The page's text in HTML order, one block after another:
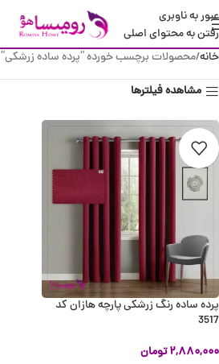
عبور به ناوبری
رفتن به محتوای اصلی
خانه محصولات برچسب خورده “پرده ساده زرشکی”
مشاهده فیلترها
پرده ساده رنگ زرشکی پارچه هازان کد
3517
۲,۸۸۰,۰۰۰تومان